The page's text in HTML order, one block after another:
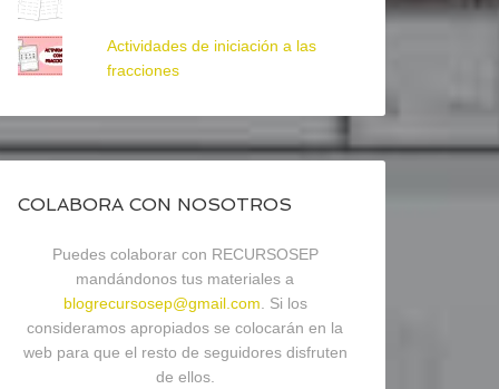
Actividades de iniciación a las
fracciones
COLABORA CON NOSOTROS
Puedes colaborar con RECURSOSEP
mandándonos tus materiales a
blogrecursosep@gmail.com . Si los
consideramos apropiados se colocarán en la
web para que el resto de seguidores disfruten
de ellos.